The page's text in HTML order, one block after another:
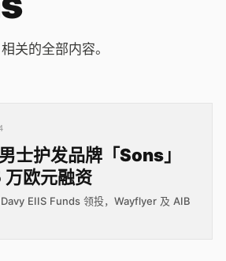
关的全部内容。
士护发品牌「Sons」
欧元融资
EIIS Funds 领投，Wayflyer 及 AIB